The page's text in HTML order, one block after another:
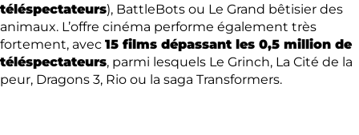
téléspectateurs), BattleBots ou Le Grand bêtisier des
animaux. L’offre cinéma performe également très
fortement, avec 15 films dépassant les 0,5 million de
téléspectateurs, parmi lesquels Le Grinch, La Cité de la
peur, Dragons 3, Rio ou la saga Transformers.